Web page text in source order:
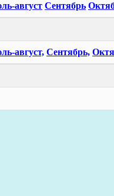
август Сентябрь
август, Сентябрь,